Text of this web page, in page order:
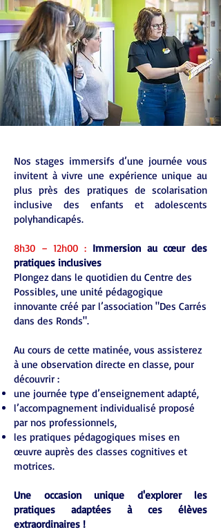
Nos stages immersifs d’une journée vous
invitent à vivre une expérience unique au
plus près des pratiques de scolarisation
inclusive des enfants et adolescents
polyhandicapés.
8h30 – 12h00 : Immersion au cœur des
pratiques inclusives
Plongez dans le quotidien du Centre des
Possibles, une unité pédagogique
innovante créé par l’association "Des Carrés
dans des Ronds".
Au cours de cette matinée, vous assisterez
à une observation directe en classe, pour
découvrir :
une journée type d’enseignement adapté,
l’accompagnement individualisé proposé
par nos professionnels,
les pratiques pédagogiques mises en
œuvre auprès des classes cognitives et
motrices.
Une occasion unique d'explorer les
pratiques adaptées à ces élèves
extraordinaires !